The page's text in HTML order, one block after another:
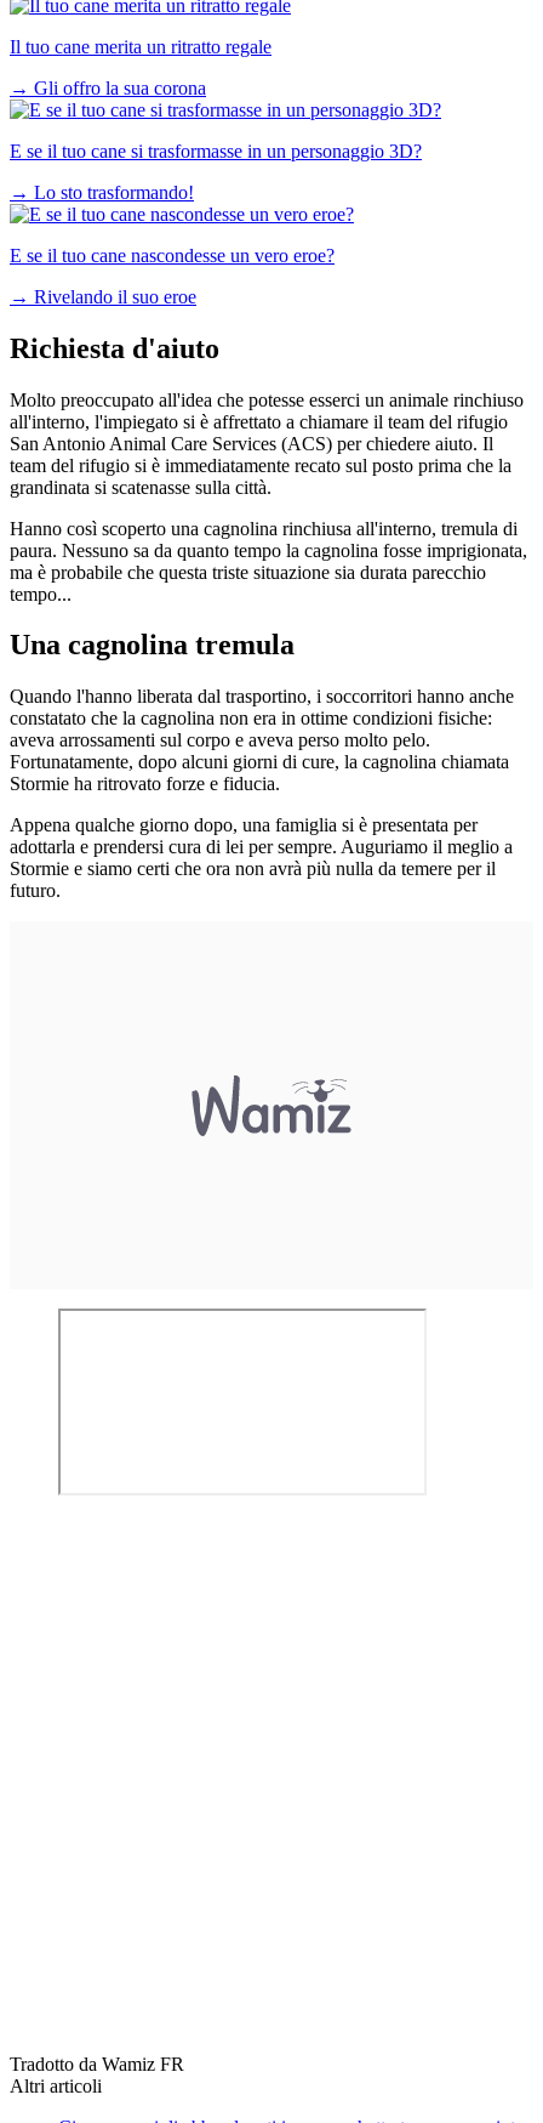
Il tuo cane merita un ritratto regale
→ Gli offro la sua corona
E se il tuo cane si trasformasse in un personaggio 3D?
→ Lo sto trasformando!
E se il tuo cane nascondesse un vero eroe?
→ Rivelando il suo eroe
Richiesta d'aiuto
Molto preoccupato all'idea che potesse esserci un animale rinchiuso
all'interno, l'impiegato si è affrettato a chiamare il team del rifugio
San Antonio Animal Care Services (ACS) per chiedere aiuto. Il
team del rifugio si è immediatamente recato sul posto prima che la
grandinata si scatenasse sulla città.
Hanno così scoperto una cagnolina rinchiusa all'interno, tremula di
paura. Nessuno sa da quanto tempo la cagnolina fosse imprigionata,
ma è probabile che questa triste situazione sia durata parecchio
tempo...
Una cagnolina tremula
Quando l'hanno liberata dal trasportino, i soccorritori hanno anche
constatato che la cagnolina non era in ottime condizioni fisiche:
aveva arrossamenti sul corpo e aveva perso molto pelo.
Fortunatamente, dopo alcuni giorni di cure, la cagnolina chiamata
Stormie ha ritrovato forze e fiducia.
Appena qualche giorno dopo, una famiglia si è presentata per
adottarla e prendersi cura di lei per sempre. Auguriamo il meglio a
Stormie e siamo certi che ora non avrà più nulla da temere per il
futuro.
Tradotto da Wamiz FR
Altri articoli